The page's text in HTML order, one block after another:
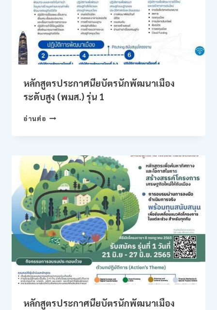
หลักสูตรประกาศนียบัตรนักพัฒนาเมือง
ระดับสูง (พมส.) รุ่น 1
อ่านต่อ หลักสูตร
นัก
เมือง
ระดับ
สูง
(พมส.)
รุ่น
1
หลักสูตรประกาศนียบัตรนักพัฒนาเมือง